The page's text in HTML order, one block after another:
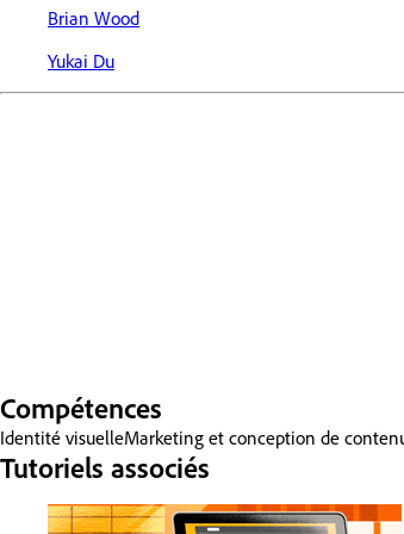
Brian Wood
Yukai Du
Compétences
Identité visuelleMarketing et conception de
Tutoriels associés